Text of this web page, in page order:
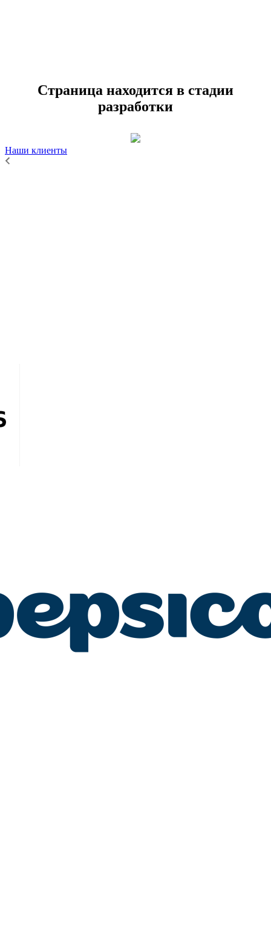
Страница находится в стадии
разработки
Наши клиенты